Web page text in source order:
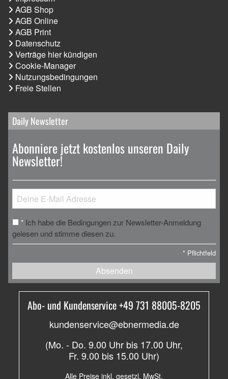
AGB Shop
AGB Online
AGB Print
Datenschutz
Verträge hier kündigen
Cookie-Manager
Nutzungsbedingungen
Freie Stellen
Daily Newsletter
Abonniere jetzt kostenlos unseren Daily
Newsletter!
* Ich habe die Bedingungen zur Newsletter-Anmeldung
gelesen und stimme diesen zu.
* Pflichtfeld
Absenden
Abo- und Kundenservice +49 731 88005-8205
kundenservice@ebnermedia.de
(Mo. - Do. 9.00 Uhr bis 17.00 Uhr,
Fr. 9.00 bis 15.00 Uhr)
Alle Preise inkl. gesetzl. MwSt.